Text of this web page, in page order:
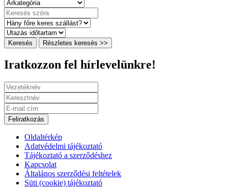
Keresés Részletes keresés >>
Iratkozzon fel hírlevelünkre!
Feliratkozás
Oldaltérkép
Adatvédelmi tájékoztató
Tájékoztató a szerződéshez
Kapcsolat
Általános szerződési feltételek
Süti (cookie) tájékoztató